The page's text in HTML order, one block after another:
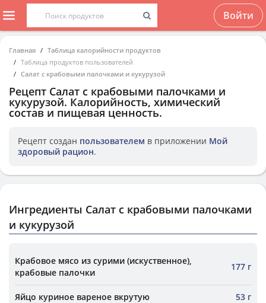
Войти
Главная
Таблица калорийности продуктов
Таблица продуктов пользователей
Салат с крабовыми палочками и кукурузой
Рецепт Салат с крабовыми палочками и
кукурузой. Калорийность, химический
состав и пищевая ценность.
Рецепт создан пользователем в приложении Мой
здоровый рацион.
Ингредиенты Салат с крабовыми палочками
и кукурузой
Крабовое мясо из сурими (искуственное),
крабовые палочки
177 г
Яйцо куриное вареное вкрутую 53 г